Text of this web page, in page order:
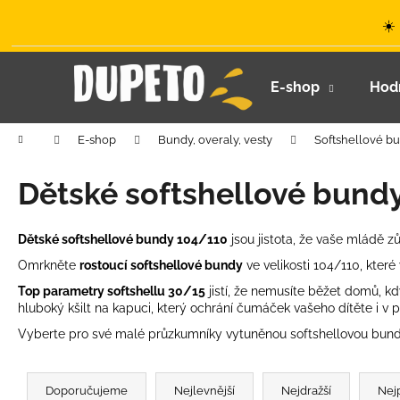
☀️
E-shop
Domů E-shop Bundy, overaly, vesty Softshellové
Dětské softshellové
Dětské softshellové bundy 104/110 jsou jistota, že vaše mládě
Omrkněte rostoucí softshellové bundy ve velikosti 104/110, které
Top parametry softshellu 30/15 jistí, že nemusíte běžet domů,
hluboký kšilt na kapuci, který ochrání čumáček vašeho dítěte i v
Vyberte pro své malé průzkumníky vytuněnou softshellovou
Ř
Doporučujeme Nejlevnější Nejdražší
š
Zpět
obchodu
Zpět
obchodu
LETNÍ KLOBOUČEK S OUŠKY UV 30